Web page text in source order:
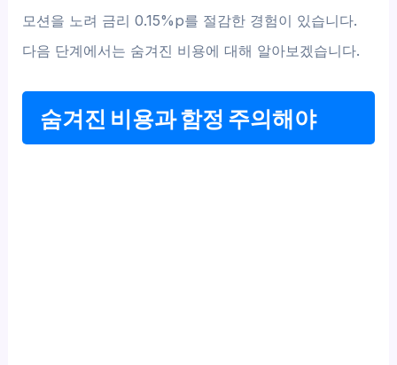
모션을 노려 금리 0.15%p를 절감한 경험이 있습니다.
다음 단계에서는 숨겨진 비용에 대해 알아보겠습니다.
숨겨진 비용과 함정 주의해야